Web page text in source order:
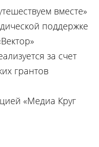
вместе»
поддержке
за счет
грантов
«Медиа Круг